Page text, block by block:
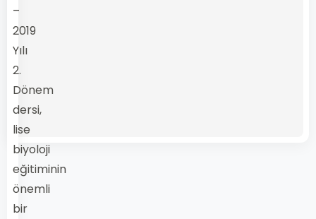
–
2019
Yılı
2.
Dönem
dersi,
lise
biyoloji
eğitiminin
önemli
bir